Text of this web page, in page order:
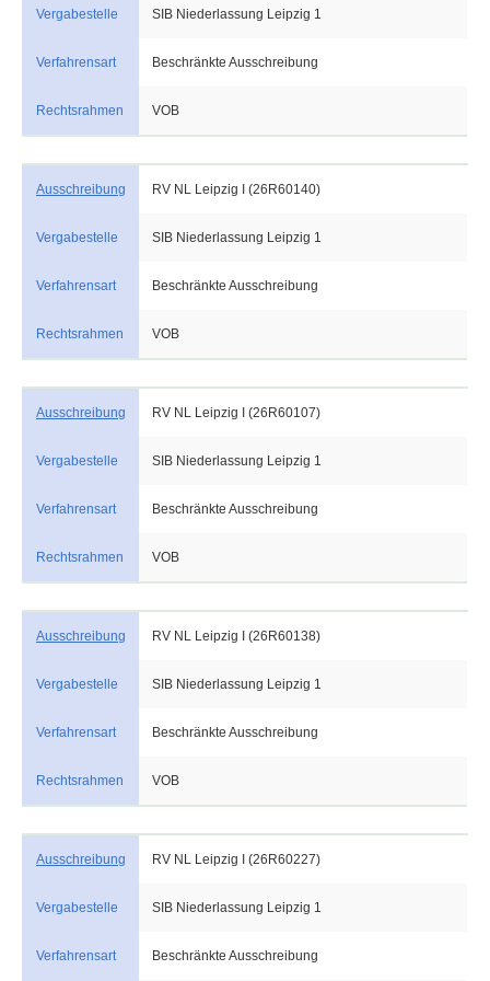
Vergabestelle SIB Niederlassung Leipzig 1
Verfahrensart Beschränkte Ausschreibung
Rechtsrahmen VOB
Ausschreibung RV NL Leipzig I (26R60140)
Vergabestelle SIB Niederlassung Leipzig 1
Verfahrensart Beschränkte Ausschreibung
Rechtsrahmen VOB
Ausschreibung RV NL Leipzig I (26R60107)
Vergabestelle SIB Niederlassung Leipzig 1
Verfahrensart Beschränkte Ausschreibung
Rechtsrahmen VOB
Ausschreibung RV NL Leipzig I (26R60138)
Vergabestelle SIB Niederlassung Leipzig 1
Verfahrensart Beschränkte Ausschreibung
Rechtsrahmen VOB
Ausschreibung RV NL Leipzig I (26R60227)
Vergabestelle SIB Niederlassung Leipzig 1
Verfahrensart Beschränkte Ausschreibung